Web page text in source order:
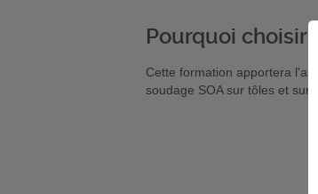
Pourquoi choisir
Cette formation apportera
soudage SOA sur tôles et sur